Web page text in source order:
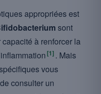
appropriées est
sont
à renforcer la
[1] . Mais
vous
consulter un